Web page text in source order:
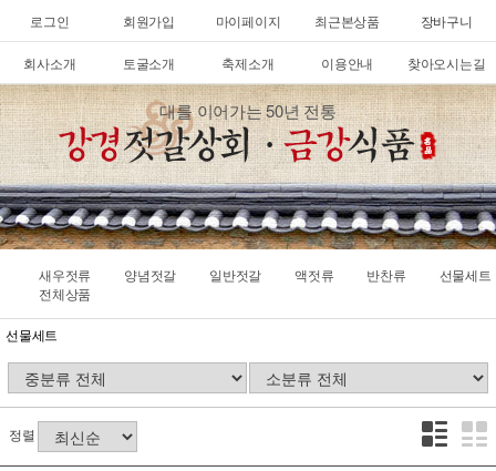
로그인 회원가입 마이페이지 최근본상품 장바구니
회사소개 토굴소개 축제소개 이용안내 찾아오시는길
대를 이어가는 50년 전통
새우젓류 양념젓갈 일반젓갈 액젓류 반찬류
선물세트
전체상품
선물세트
정렬